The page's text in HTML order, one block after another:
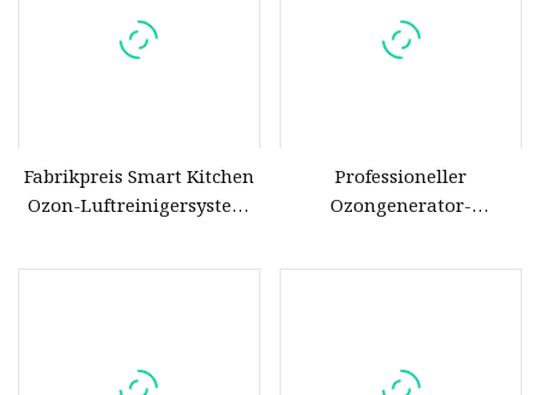
Fabrikpreis Smart Kitchen
Ozon-Luftreinigersystem
Professioneller
Ozongenerator-